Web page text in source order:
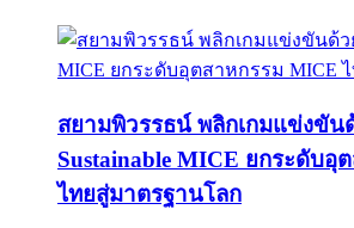
สยามพิวรรธน์ พลิกเกมแข่งขั
Sustainable MICE ยกระดับอุ
ไทยสู่มาตรฐานโลก